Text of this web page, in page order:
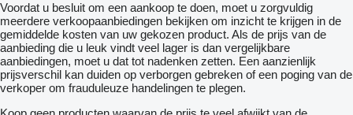
Voordat u besluit om een ​​aankoop te doen, moet u zorgvuldig
meerdere verkoopaanbiedingen bekijken om inzicht te krijgen in de
gemiddelde kosten van uw gekozen product. Als de prijs van de
aanbieding die u leuk vindt veel lager is dan vergelijkbare
aanbiedingen, moet u dat tot nadenken zetten. Een aanzienlijk
prijsverschil kan duiden op verborgen gebreken of een poging van de
verkoper om frauduleuze handelingen te plegen.